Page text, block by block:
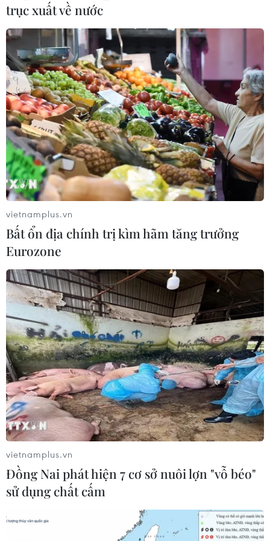
Nhiều vận động viên phàn nàn rằng huy chương
của họ bị đổi màu, bong tróc chỉ sau một thời gian
ngắn, một số huy chương thậm chí bắt đầu hư
hỏng chỉ vài tuần sau khi Thế Vận hội kết thúc.
(TTXVN/Vietnam+)
#Olympic Paris #Paralympic Paris
#số liệu chi tiêu
#nguồn tài trợ
Pháp
Theo dõi VietnamPlus
OLYMPIC PARIS 2024
Olympic và Paralympic Paris tiêu tốn gần 6 tỷ
trục xuất về nước
vietnamplus.vn
Bất ổn địa chính trị kìm hãm tăng trưởng
Eurozone
vietnamplus.vn
Đồng Nai phát hiện 7 cơ sở nuôi lợn "vỗ béo"
sử dụng chất cấm